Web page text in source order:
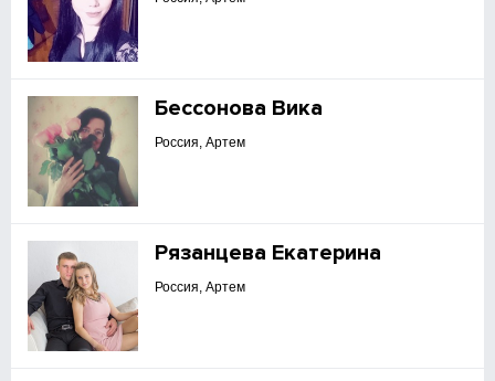
Бессонова Вика
Россия, Артем
Рязанцева Екатерина
Россия, Артем